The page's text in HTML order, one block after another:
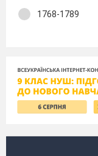
1768-1789